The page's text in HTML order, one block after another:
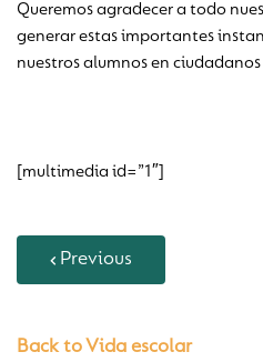
Queremos agradecer a todo
generar estas importantes
nuestros alumnos en
[multimedia id=”1″]
Previous
Back to Vida escolar